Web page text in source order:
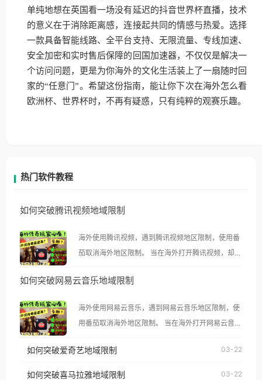
单纯地想在英国看一场没有延迟的抖音世界杯直播，技术
的意义在于消除距离感，连接起共同的情感与热爱。选择
一款具备智能线路、全平台支持、无限流量、专线加速、
安全加密和实时售后保障的回国加速器，不仅仅是解决一
个访问问题，更是为你海外的文化生活装上了一扇随时回
家的“任意门”。希望这份指南，能让你下次在海外怎么看
欧洲杯、世界杯时，不再有疑惑，只有纯粹的观赛乐趣。
热门软件教程
如何突破腾讯视频地域限制
海外使用腾讯视频，遇到腾讯视频地区限制，使用番
茄取消海外地区限制。 当在海外打开腾讯视频，却突
示语。 海外用户如香港、澳门、台湾、美国、加拿
像其他音乐平台一样，出现地区及版权限制问题，且
仅能在中国大陆地区播放。 遇到这个问题的朋友们，
台湾、美国、加拿大、澳大利亚、欧洲等国家和地区
如何突破网易云音乐地域限制
海外使用网易云音乐，遇到网易云音乐地区限制，使
用番茄取消海外地区限制。 当在海外打开网易云音
播放”的提示语。 海外用户如香港、澳门、台湾、美
如何突破爱奇艺地域限制 03-22
如何突破喜马拉雅地域限制 03-22